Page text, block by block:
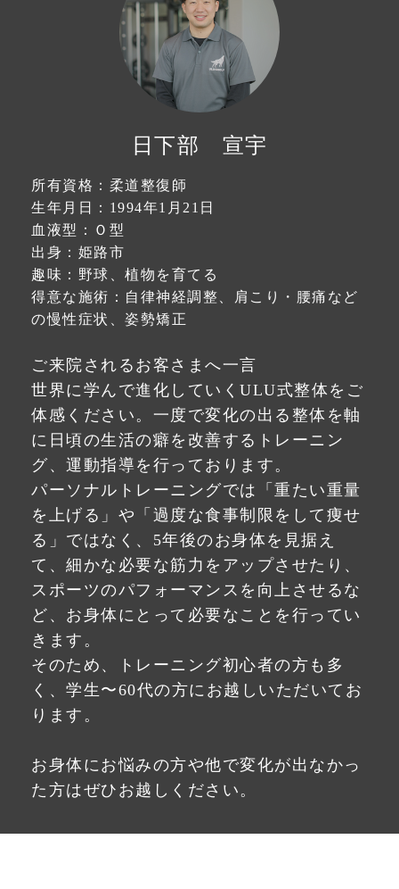
日下部 宣宇
所有資格：柔道整復師
生年月日：1994年1月21日
血液型：Ｏ型
出身：姫路市
趣味：野球、植物を育てる
得意な施術：自律神経調整、肩こり・腰痛など
の慢性症状、姿勢矯正
ご来院されるお客さまへ一言
世界に学んで進化していくULU式整体をご
体感ください。一度で変化の出る整体を軸
に日頃の生活の癖を改善するトレーニン
グ、運動指導を行っております。
パーソナルトレーニングでは「重たい重量
を上げる」や「過度な食事制限をして痩せ
る」ではなく、5年後のお身体を見据え
て、細かな必要な筋力をアップさせたり、
スポーツのパフォーマンスを向上させるな
ど、お身体にとって必要なことを行ってい
きます。
そのため、トレーニング初心者の方も多
く、学生〜60代の方にお越しいただいてお
ります。
お身体にお悩みの方や他で変化が出なかっ
た方はぜひお越しください。